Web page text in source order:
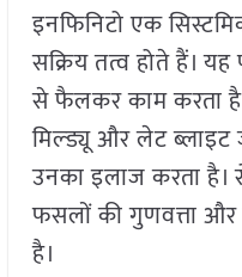
इनफिनिटो एक
सक्रिय तत्व होते हैं। यह
से फैलकर काम करता
मिल्ड्यू और लेट ब्लाइट
उनका इलाज करता है।
फसलों की गुणवत्ता और
है।